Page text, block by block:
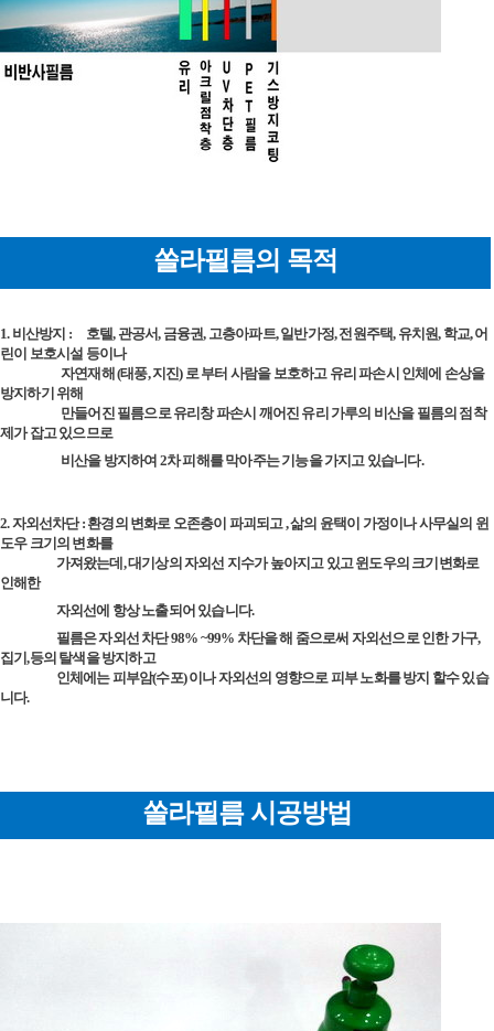
세요!
쏠라필름의 목적
1. 비산방지 :
호텔, 관공서, 금융권, 고층아파트, 일반가정, 전원주택, 유치원, 학교, 어
린이 보호시설 등이나
자연재해 (태풍, 지진) 로 부터 사람을 보호하고 유리 파손시 인체에 손상을
방지하기 위해
만들어진 필름으로 유리창 파손시 깨어진 유리 가루의 비산을 필름의 점착
제가 잡고 있으므로
비산을 방지하여 2차 피해를 막아주는 기능을 가지고 있습니다.
2. 자외선차단 : 환경의 변화로 오존층이 파괴되고 , 삶의 윤택이 가정이나 사무실의 윈
도우 크기의 변화를
가져왔는데, 대기상의 자외선 지수가 높아지고 있고 윈도우의 크기변화로
인해한
자외선에 항상 노출되어 있습니다.
필름은 자외선 차단 98% ~99% 차단을 해 줌으로써 자외선으로 인한 가구,
집기,등의 탈색을 방지하고
인체에는 피부암(수포) 이나 자외선의 영향으로 피부 노화를 방지 할수 있습
니다.
쏠라필름 시공방법